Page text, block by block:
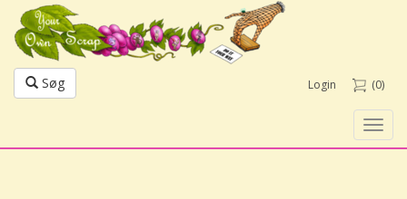
Søg Login (0)